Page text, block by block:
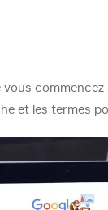
et les termes